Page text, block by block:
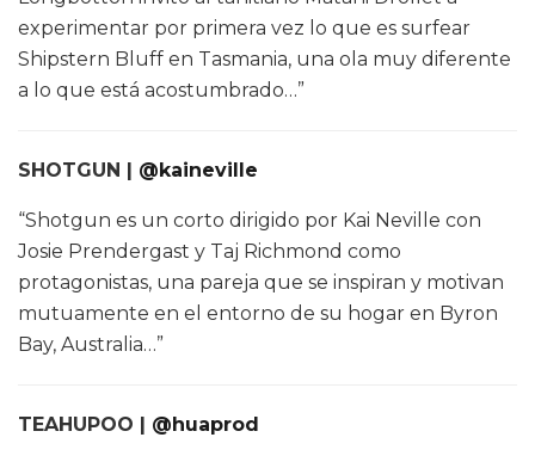
experimentar por primera vez lo que es surfear
Shipstern Bluff en Tasmania, una ola muy diferente
a lo que está acostumbrado…”
SHOTGUN | @kaineville
“Shotgun es un corto dirigido por Kai Neville con
Josie Prendergast y Taj Richmond como
protagonistas, una pareja que se inspiran y motivan
mutuamente en el entorno de su hogar en Byron
Bay, Australia…”
TEAHUPOO | @huaprod